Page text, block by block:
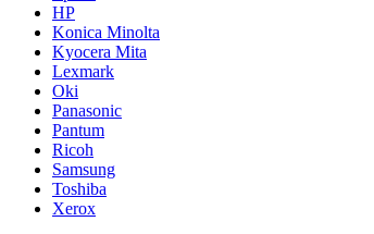
HP
Konica Minolta
Kyocera Mita
Lexmark
Oki
Panasonic
Pantum
Ricoh
Samsung
Toshiba
Xerox